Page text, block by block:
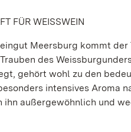
FÜR WEISSWEIN
Meersburg kommt der
des
gehört wohl zu den
intensives Aroma
ihn außergewöhnlich und